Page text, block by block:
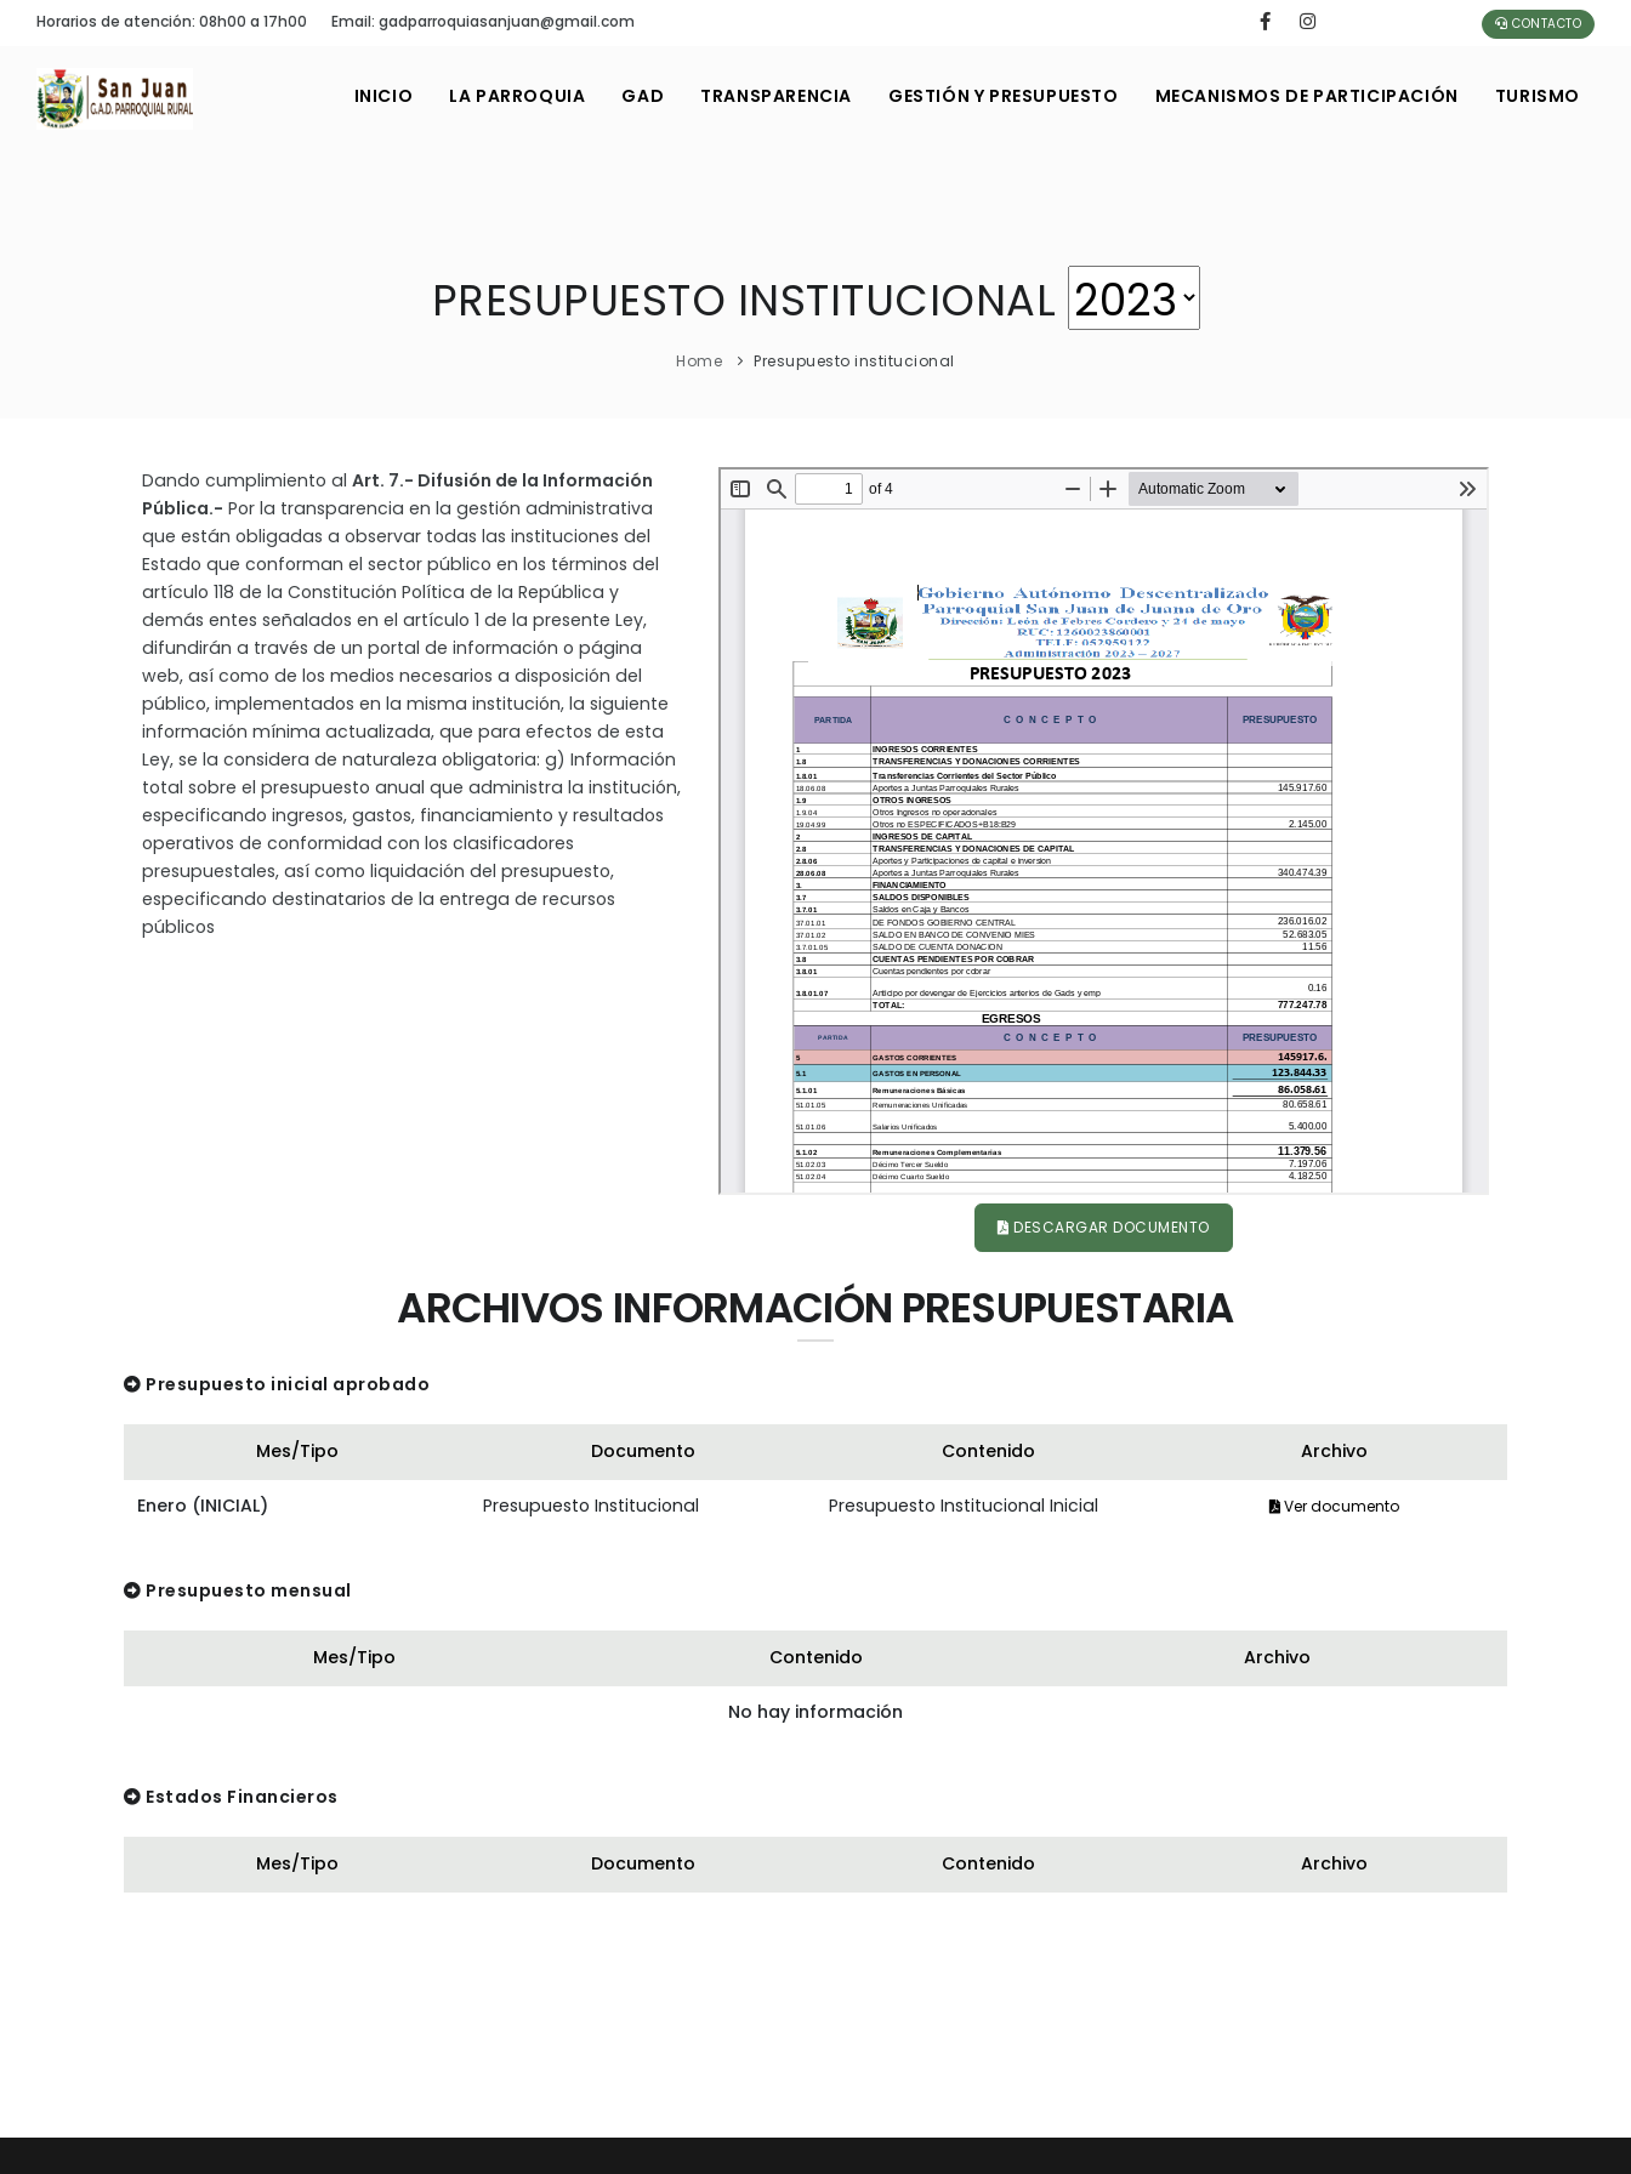
Horarios de atención: 08h00 a 17h00 Email: gadparroquiasanjuan@gmail.com CONTACTO
INICIO LA PARROQUIA GAD TRANSPARENCIA GESTIÓN Y PRESUPUESTO MECANISMOS DE PARTICIPACIÓN TURISMO
PRESUPUESTO INSTITUCIONAL
Home Presupuesto institucional
Dando cumplimiento al Art. 7.- Difusión de la Información
Pública.- Por la transparencia en la gestión administrativa
que están obligadas a observar todas las instituciones del
Estado que conforman el sector público en los términos del
artículo 118 de la Constitución Política de la República y
demás entes señalados en el artículo 1 de la presente Ley,
difundirán a través de un portal de información o página
web, así como de los medios necesarios a disposición del
público, implementados en la misma institución, la siguiente
información mínima actualizada, que para efectos de esta
Ley, se la considera de naturaleza obligatoria: g) Información
total sobre el presupuesto anual que administra la institución,
especificando ingresos, gastos, financiamiento y resultados
operativos de conformidad con los clasificadores
presupuestales, así como liquidación del presupuesto,
especificando destinatarios de la entrega de recursos
públicos
DESCARGAR DOCUMENTO
ARCHIVOS INFORMACIÓN PRESUPUESTARIA
Presupuesto inicial aprobado
Mes/Tipo Documento Contenido Archivo
Enero (INICIAL) Presupuesto Institucional Presupuesto Institucional Inicial Ver documento
Presupuesto mensual
Mes/Tipo Contenido Archivo
No hay información
Estados Financieros
Mes/Tipo Documento Contenido Archivo